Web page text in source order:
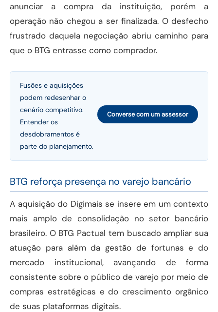
anunciar a compra da instituição, porém a
operação não chegou a ser finalizada. O desfecho
frustrado daquela negociação abriu caminho para
que o BTG entrasse como comprador.
Fusões e aquisições
podem redesenhar o
cenário competitivo.
Entender os
desdobramentos é
parte do planejamento.
Converse com um assessor
BTG reforça presença no varejo bancário
A aquisição do Digimais se insere em um contexto
mais amplo de consolidação no setor bancário
brasileiro. O BTG Pactual tem buscado ampliar sua
atuação para além da gestão de fortunas e do
mercado institucional, avançando de forma
consistente sobre o público de varejo por meio de
compras estratégicas e do crescimento orgânico
de suas plataformas digitais.